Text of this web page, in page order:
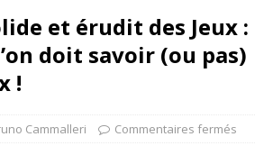
et érudit des Jeux :
doit savoir (ou pas)
!
Cammalleri Commentaires fermés